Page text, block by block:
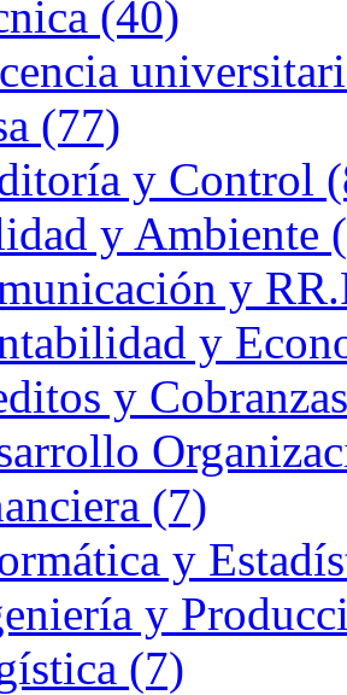
(40)
(77)
y Control
y Ambiente
y
y
y
(7)
y
y
(7)